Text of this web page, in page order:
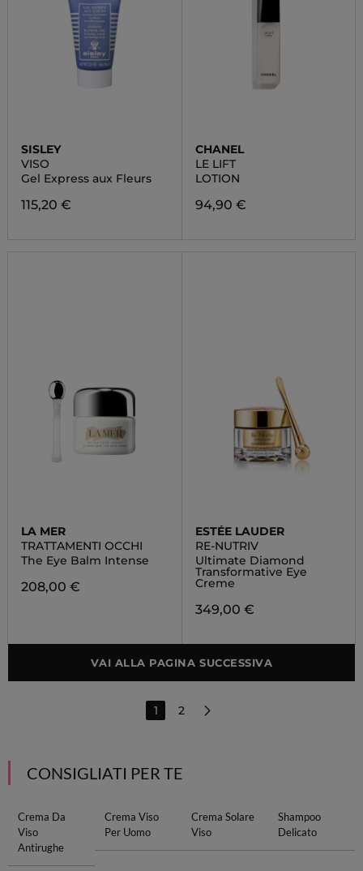
SISLEY
VISO
Gel Express aux Fleurs
115,20 €
CHANEL
LE LIFT
LOTION
94,90 €
LA MER
TRATTAMENTI OCCHI
The Eye Balm Intense
208,00 €
ESTÉE LAUDER
RE-NUTRIV
Ultimate Diamond
Transformative Eye
Creme
349,00 €
VAI ALLA PAGINA SUCCESSIVA
1 2
CONSIGLIATI PER TE
Crema Da
Viso
Antirughe
Crema Viso
Per Uomo
Crema Solare
Viso
Shampoo
Delicato